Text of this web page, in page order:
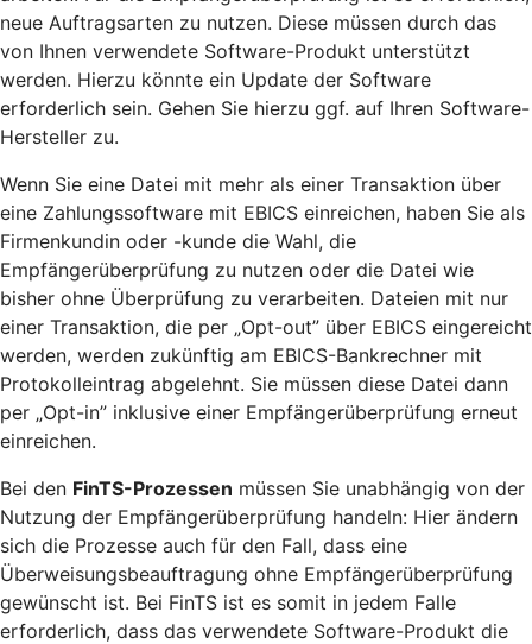
neue Auftragsarten zu nutzen. Diese müssen durch das
von Ihnen verwendete Software-Produkt unterstützt
werden. Hierzu könnte ein Update der Software
erforderlich sein. Gehen Sie hierzu ggf. auf Ihren Software-
Hersteller zu.
Wenn Sie eine Datei mit mehr als einer Transaktion über
eine Zahlungssoftware mit EBICS einreichen, haben Sie als
Firmenkundin oder -kunde die Wahl, die
Empfängerüberprüfung zu nutzen oder die Datei wie
bisher ohne Überprüfung zu verarbeiten. Dateien mit nur
einer Transaktion, die per „Opt-out” über EBICS eingereicht
werden, werden zukünftig am EBICS-Bankrechner mit
Protokolleintrag abgelehnt. Sie müssen diese Datei dann
per „Opt-in” inklusive einer Empfängerüberprüfung erneut
einreichen.
Bei den FinTS-Prozessen müssen Sie unabhängig von der
Nutzung der Empfängerüberprüfung handeln: Hier ändern
sich die Prozesse auch für den Fall, dass eine
Überweisungsbeauftragung ohne Empfängerüberprüfung
gewünscht ist. Bei FinTS ist es somit in jedem Falle
erforderlich, dass das verwendete Software-Produkt die